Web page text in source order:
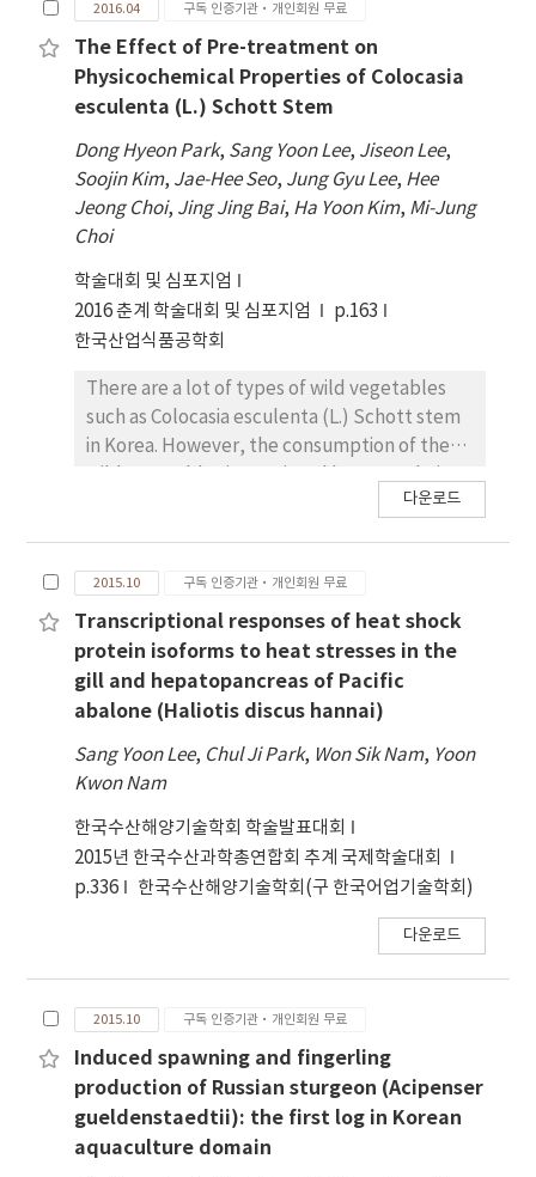
2016.04 구독 인증기관·개인회원 무료
The Effect of Pre-treatment on
Physicochemical Properties of Colocasia
esculenta (L.) Schott Stem
Dong Hyeon Park, Sang Yoon Lee, Jiseon Lee,
Soojin Kim, Jae-Hee Seo, Jung Gyu Lee, Hee
Jeong Choi, Jing Jing Bai, Ha Yoon Kim, Mi-Jung
Choi
학술대회 및 심포지엄
2016 춘계 학술대회 및 심포지엄
p.163
한국산업식품공학회
There are a lot of types of wild vegetables
such as Colocasia esculenta (L.) Schott stem
in Korea. However, the consumption of these
storage decreased dramatically after
blanching and drying are important. But
conditions for these treatments were still
not optimized for many vegetables including
Colocasia esculenta (L.) Schott stem. Thus,
the objective of this study was to set up an
storage. Colocasia esculenta (L.) Schott
stems were peeled and cut equally (10 cm)
for sample preparation. Dried samples (D)
were dried at 90℃ for 3 h. Blanched samples
(B) were blanched in hot water at 100℃ for 2
blanched and dried as same protocol.
moisture content, total color difference and
viable cell count. Raw sample had 6.85 kg/cm
3 of hardness and 78.75 of chewiness whereas
B was 6.83 kg/cm 3 of hardness and 7.8 of
chewiness. B had the similar value compared
to raw samples. Moisture content of raw
다운로드
2015.10 구독 인증기관·개인회원 무료
Transcriptional responses of heat shock
protein isoforms to heat stresses in the
gill and hepatopancreas of Pacific
abalone (Haliotis discus hannai)
Sang Yoon Lee, Chul Ji Park, Won Sik Nam, Yoon
Kwon Nam
한국수산해양기술학회 학술발표대회
2015년 한국수산과학총연합회 추계 국제학술대회
p.336
한국수산해양기술학회(구 한국어업기술학회)
다운로드
2015.10 구독 인증기관·개인회원 무료
Induced spawning and fingerling
production of Russian sturgeon (Acipenser
gueldenstaedtii): the first log in Korean
aquaculture domain